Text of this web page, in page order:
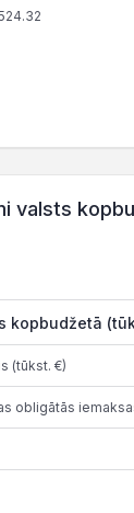
valsts
kopbudžetā
(tūkst. €)
obligātās